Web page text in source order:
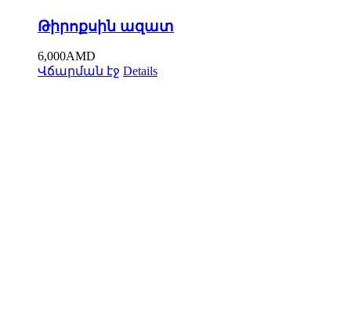
Թիրոքսին ազատ
6,000AMD
Վճարման էջ Details